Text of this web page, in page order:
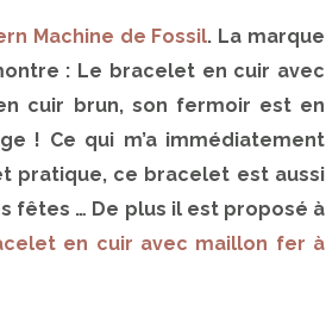
Machine de Fossil. La marque
: Le bracelet en cuir avec
cuir brun, son fermoir est en
! Ce qui m’a immédiatement
pratique, ce bracelet est aussi
fêtes … De plus il est proposé à
en cuir avec maillon fer à